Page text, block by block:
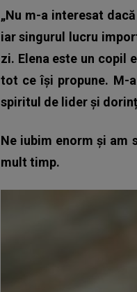
„Nu m-a interesat
iar singurul lucru
zi. Elena este un copil
tot ce își propune. M-
spiritul de lider și
Ne iubim enorm și am
mult timp.